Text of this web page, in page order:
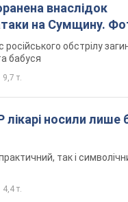
внаслідок
на Сумщину.
російського обстрілу
бабуся
9,7 т.
носили лише
так і
4,4 т.